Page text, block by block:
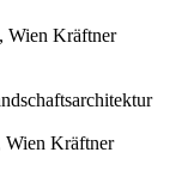
Wien Kräftner
Wien Kräftner